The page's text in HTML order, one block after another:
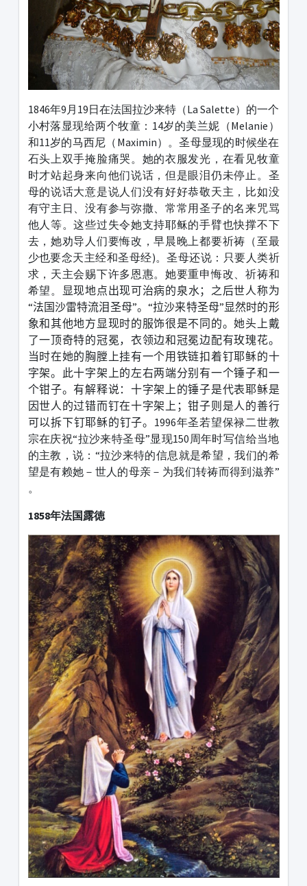
1846年9月19日在法国拉沙来特（La Salette）的一个
小村落显现给两个牧童：14岁的美兰妮（Melanie）
和11岁的马西尼（Maximin）。圣母显现的时候坐在
石头上双手掩脸痛哭。她的衣服发光，在看见牧童
时才站起身来向他们说话，但是眼泪仍未停止。圣
母的说话大意是说人们没有好好恭敬天主，比如没
有守主日、没有参与弥撒、常常用圣子的名来咒骂
他人等。这些过失令她支持耶稣的手臂也快撑不下
去，她劝导人们要悔改，早晨晚上都要祈祷（至最
少也要念天主经和圣母经)。圣母还说：只要人类祈
求，天主会赐下许多恩惠。她要重申悔改、祈祷和
希望。
显现地点出现可治病的泉水；之后世人称为
“法国沙雷特流泪圣母”。 “拉沙来特圣母”显然时的形
象和其他地方显现时的服饰很是不同的。她头上戴
了一顶奇特的冠冕，衣领边和冠冕边配有玫瑰花。
当时在她的胸膛上挂有一个用铁链扣着钉耶稣的十
字架。此十字架上的左右两端分别有一个锤子和一
个钳子。有解释说：十字架上的锤子是代表耶稣是
因世人的过错而钉在十字架上；钳子则是人的善行
可以拆下钉耶稣的钉子。 1996年圣若望保禄二世教
宗在庆祝“拉沙来特圣母”显现150周年时写信给当地
的主教，说：“拉沙来特的信息就是希望，我们的希
望是有赖她－世人的母亲－为我们转祷而得到滋养”
。
1858年法国露徳